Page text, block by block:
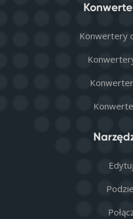
Konwertery